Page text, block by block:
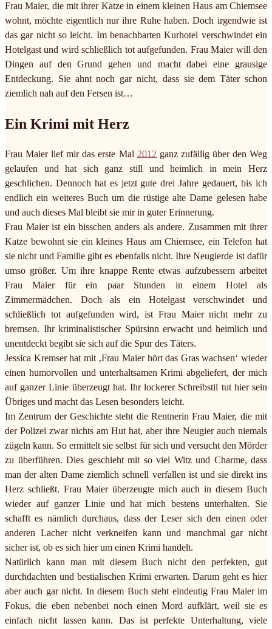
Frau Maier, die mit ihrer Katze in einem kleinen Haus am Chiemsee
wohnt, möchte eigentlich nur ihre Ruhe haben. Doch irgendwie ist
das gar nicht so leicht. Im benachbarten Kurhotel verschwindet ein
Hotelgast und wird schließlich tot aufgefunden. Frau Maier will den
Dingen auf den Grund gehen und macht dabei eine grausige
Entdeckung. Sie ahnt noch gar nicht, dass sie dem Täter schon
ziemlich nah auf den Fersen ist…
Ein Krimi mit Herz
Frau Maier lief mir das erste Mal 2012 ganz zufällig über den Weg
gelaufen und hat sich ganz still und heimlich in mein Herz
geschlichen. Dennoch hat es jetzt gute drei Jahre gedauert, bis ich
endlich ein weiteres Buch um die rüstige alte Dame gelesen habe
und auch dieses Mal bleibt sie mir in guter Erinnerung.
Frau Maier ist ein bisschen anders als andere. Zusammen mit ihrer
Katze bewohnt sie ein kleines Haus am Chiemsee, ein Telefon hat
sie nicht und Familie gibt es ebenfalls nicht. Ihre Neugierde ist dafür
umso größer. Um ihre knappe Rente etwas aufzubessern arbeitet
Frau Maier für ein paar Stunden in einem Hotel als
Zimmermädchen. Doch als ein Hotelgast verschwindet und
schließlich tot aufgefunden wird, ist Frau Maier nicht mehr zu
bremsen. Ihr kriminalistischer Spürsinn erwacht und heimlich und
unentdeckt begibt sie sich auf die Spur des Täters.
Jessica Kremser hat mit ‚Frau Maier hört das Gras wachsen‘ wieder
einen humorvollen und unterhaltsamen Krimi abgeliefert, der mich
auf ganzer Linie überzeugt hat. Ihr lockerer Schreibstil tut hier sein
Übriges und macht das Lesen besonders leicht.
Im Zentrum der Geschichte steht die Rentnerin Frau Maier, die mit
der Polizei zwar nichts am Hut hat, aber ihre Neugier auch niemals
zügeln kann. So ermittelt sie selbst für sich und versucht den Mörder
zu überführen. Dies geschieht mit so viel Witz und Charme, dass
man der alten Dame ziemlich schnell verfallen ist und sie direkt ins
Herz schließt. Frau Maier überzeugte mich auch in diesem Buch
wieder auf ganzer Linie und hat mich bestens unterhalten. Sie
schafft es nämlich durchaus, dass der Leser sich den einen oder
anderen Lacher nicht verkneifen kann und manchmal gar nicht
sicher ist, ob es sich hier um einen Krimi handelt.
Natürlich kann man mit diesem Buch nicht den perfekten, gut
durchdachten und bestialischen Krimi erwarten. Darum geht es hier
aber auch gar nicht. In diesem Buch steht eindeutig Frau Maier im
Fokus, die eben nebenbei noch einen Mord aufklärt, weil sie es
einfach nicht lassen kann. Das ist perfekte Unterhaltung, viele